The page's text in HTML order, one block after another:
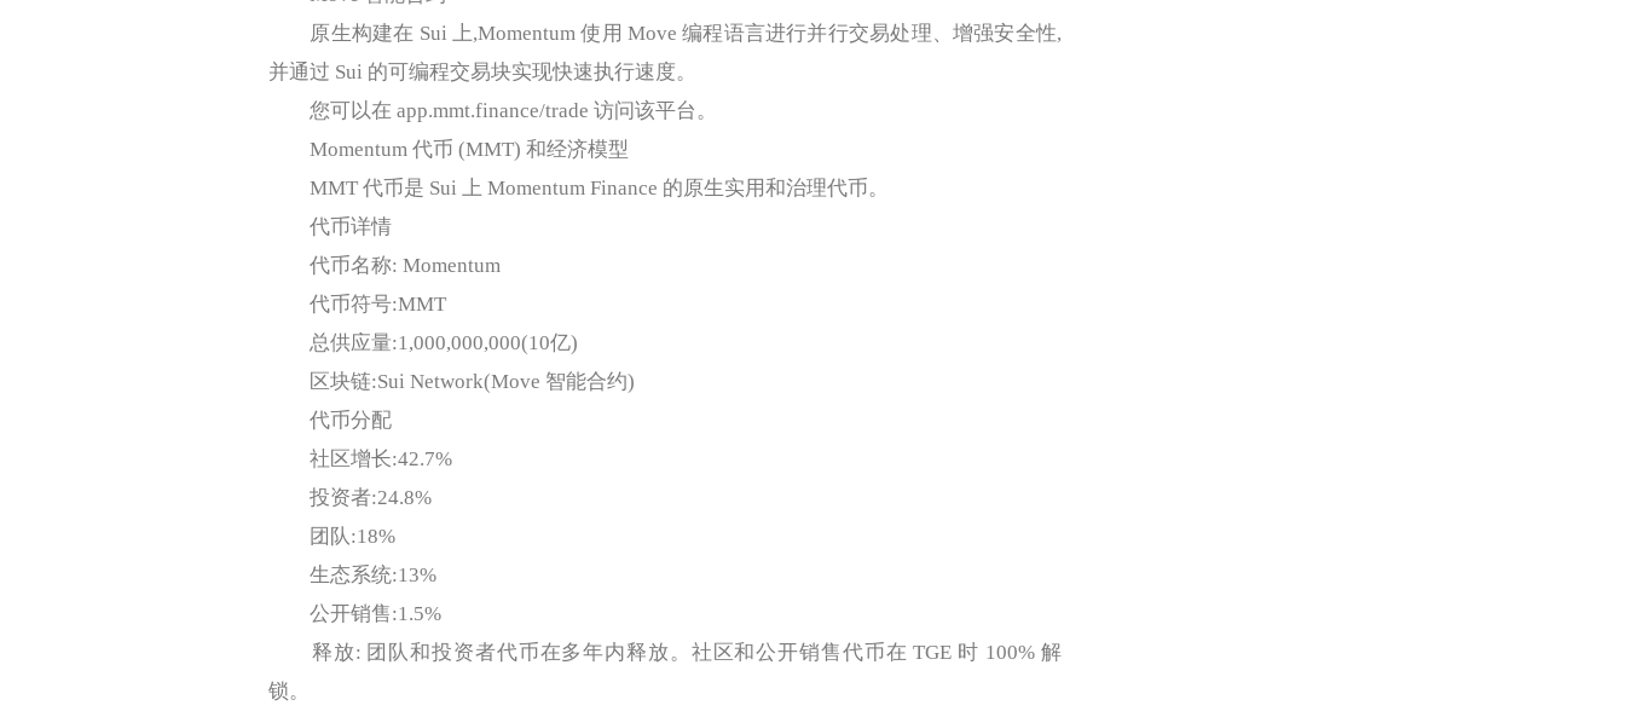
原生构建在 Sui 上,Momentum 使用 Move 编程语言进行并行交易处理、增强安全性,
并通过 Sui 的可编程交易块实现快速执行速度。
您可以在 app.mmt.finance/trade 访问该平台。
Momentum 代币 (MMT) 和经济模型
MMT 代币是 Sui 上 Momentum Finance 的原生实用和治理代币。
代币详情
代币名称: Momentum
代币符号:MMT
总供应量:1,000,000,000(10亿)
区块链:Sui Network(Move 智能合约)
代币分配
社区增长:42.7%
投资者:24.8%
团队:18%
生态系统:13%
公开销售:1.5%
释放: 团队和投资者代币在多年内释放。社区和公开销售代币在 TGE 时 100% 解
锁。